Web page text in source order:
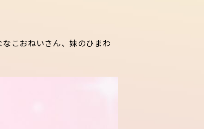
こおねいさん、妹のひまわ